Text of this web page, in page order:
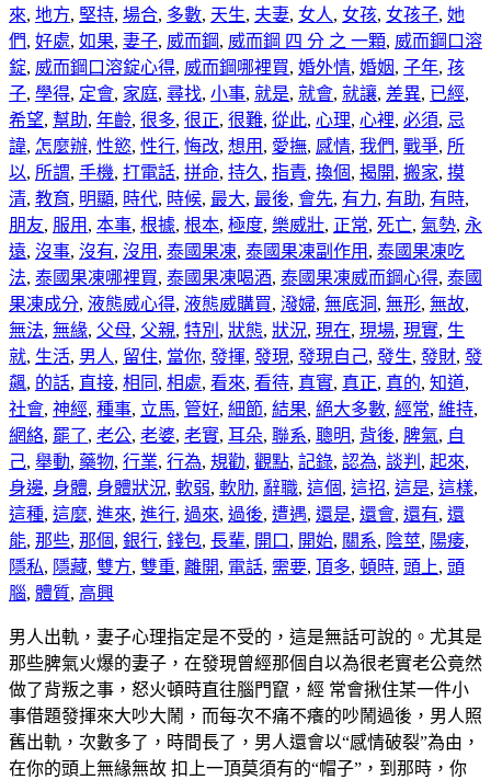
來, 地方, 堅持, 場合, 多數, 天生, 夫妻, 女人, 女孩, 女孩子, 她
們, 好處, 如果, 妻子, 威而鋼, 威而鋼 四 分 之 一顆, 威而鋼口溶
錠, 威而鋼口溶錠心得, 威而鋼哪裡買, 婚外情, 婚姻, 子年, 孩
子, 學得, 定會, 家庭, 尋找, 小事, 就是, 就會, 就讓, 差異, 已經,
希望, 幫助, 年齡, 很多, 很正, 很難, 從此, 心理, 心裡, 必須, 忌
諱, 怎麼辦, 性慾, 性行, 悔改, 想用 , 愛撫, 感情, 我們, 戰爭, 所
以, 所謂, 手機, 打電話, 拼命, 持久 , 指責, 換個, 揭開, 搬家, 摸
清, 教育, 明顯, 時代, 時候, 最大, 最後, 會先, 有力, 有助, 有時,
朋友, 服用 , 本事, 根據, 根本, 極度, 樂威壯, 正常, 死亡, 氣勢, 永
遠, 沒事, 沒有, 沒用 , 泰國果凍, 泰國果凍副作用 , 泰國果凍吃
法, 泰國果凍哪裡買, 泰國果凍喝酒, 泰國果凍威而鋼心得, 泰國
果凍成分, 液態威心得, 液態威購買, 潑婦, 無底洞 , 無形, 無故,
無法, 無緣, 父母, 父親, 特別 , 狀態, 狀況, 現在, 現場, 現實, 生
就, 生活, 男人, 留住, 當你, 發揮, 發現, 發現自己, 發生, 發財, 發
飆, 的話, 直接, 相同 , 相處, 看來, 看待, 真實, 真正, 真的, 知道,
社會, 神經, 種事, 立馬, 管好, 細節, 結果, 絕大多數, 經常, 維持,
網絡, 罷了, 老公, 老婆, 老實, 耳朵, 聯系, 聰明, 背後, 脾氣, 自
己, 舉動, 藥物, 行業, 行為, 規勸, 觀點, 記錄, 認為, 談判 , 起來,
身邊, 身體, 身體狀況, 軟弱, 軟肋, 辭職, 這個, 這招, 這是, 這樣,
這種, 這麼, 進來, 進行, 過來, 過後, 遭遇, 還是, 還會, 還有, 還
能, 那些, 那個, 銀行, 錢包, 長輩, 開口 , 開始, 關系, 陰莖, 陽痿,
隱私, 隱藏, 雙方, 雙重, 離開, 電話, 需要, 頂多, 頓時, 頭上, 頭
腦, 體質, 高興
男人出軌，妻子心理指定是不受的，這是無話可說的。尤其是
那些脾氣火爆的妻子，在發現曾經那個自以為很老實老公竟然
做了背叛之事，怒火頓時直往腦門竄，經 常會揪住某一件小
事借題發揮來大吵大鬧，而每次不痛不癢的吵鬧過後，男人照
舊出軌，次數多了，時間長了，男人還會以“感情破裂”為由，
在你的頭上無緣無故 扣上一頂莫須有的“帽子”，到那時，你